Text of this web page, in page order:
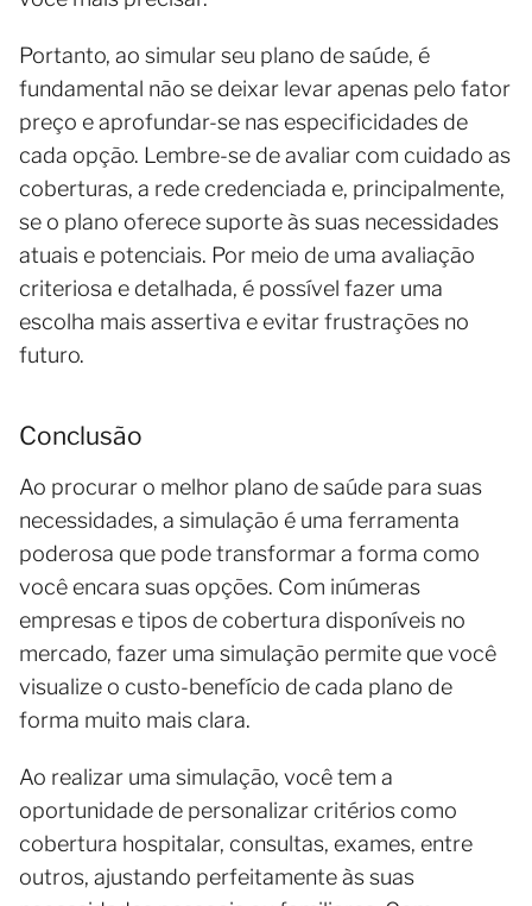
Portanto, ao simular seu plano de saúde, é
fundamental não se deixar levar apenas pelo fator
preço e aprofundar-se nas especificidades de
cada opção. Lembre-se de avaliar com cuidado as
coberturas, a rede credenciada e, principalmente,
se o plano oferece suporte às suas necessidades
atuais e potenciais. Por meio de uma avaliação
criteriosa e detalhada, é possível fazer uma
escolha mais assertiva e evitar frustrações no
futuro.
Conclusão
Ao procurar o melhor plano de saúde para suas
necessidades, a simulação é uma ferramenta
poderosa que pode transformar a forma como
você encara suas opções. Com inúmeras
empresas e tipos de cobertura disponíveis no
mercado, fazer uma simulação permite que você
visualize o custo-benefício de cada plano de
forma muito mais clara.
Ao realizar uma simulação, você tem a
oportunidade de personalizar critérios como
cobertura hospitalar, consultas, exames, entre
outros, ajustando perfeitamente às suas